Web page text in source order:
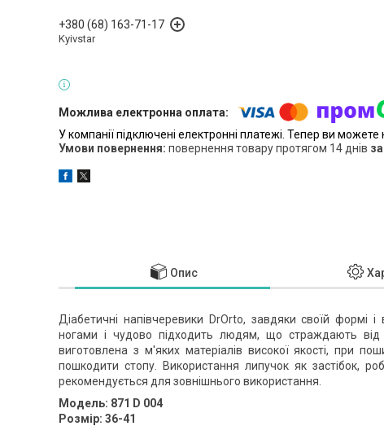
+380 (68) 163-71-17
Kyivstar
У компанії підключені електронні платежі. Тепер ви
повернення товару протягом 14 днів
Опис
Діабетичні напівчеревики DrOrto, завдяки своїй формі
ногами і чудово підходить людям, що страждають від
виготовлена з м'яких матеріалів високої якості, при
пошкодити стопу. Використання липучок як застібок,
рекомендується для зовнішнього використання.
Модель: 871 D 004
Розмір: 36-41